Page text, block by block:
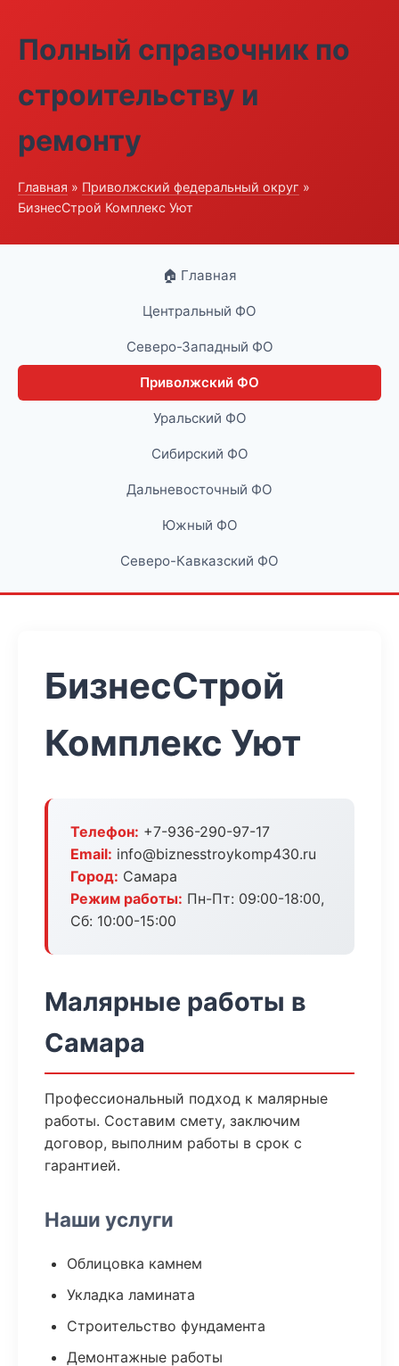
Полный справочник по
строительству и
ремонту
Главная » Приволжский федеральный округ »
БизнесСтрой Комплекс Уют
🏠 Главная
Центральный ФО
Северо-Западный ФО
Приволжский ФО
Уральский ФО
Сибирский ФО
Дальневосточный ФО
Южный ФО
Северо-Кавказский ФО
БизнесСтрой
Комплекс Уют
Телефон: +7-936-290-97-17
Email: info@biznesstroykomp430.ru
Город: Самара
Режим работы: Пн-Пт: 09:00-18:00,
Сб: 10:00-15:00
Малярные работы в
Самара
Профессиональный подход к малярные
работы. Составим смету, заключим
договор, выполним работы в срок с
гарантией.
Наши услуги
Облицовка камнем
Укладка ламината
Строительство фундамента
Демонтажные работы